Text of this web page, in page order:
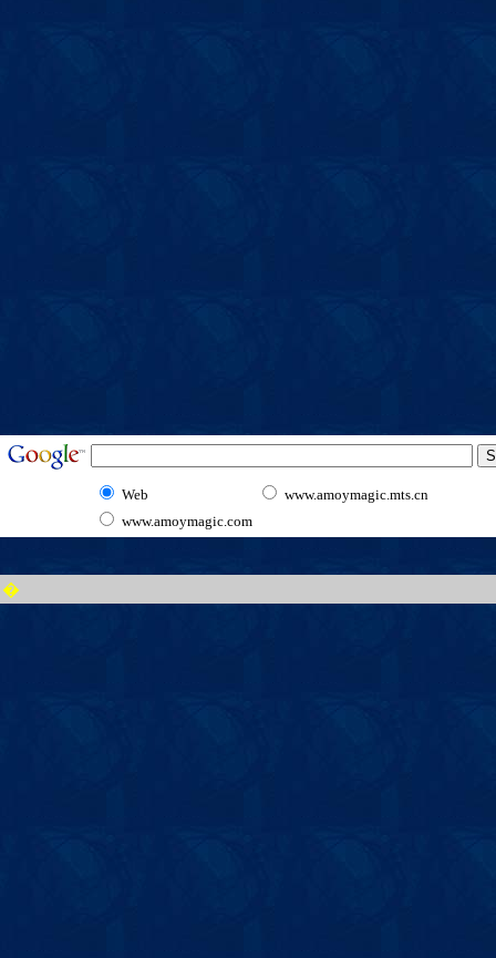
Web
www.amoymagic.mts.cn
www.amoymagic.com
�